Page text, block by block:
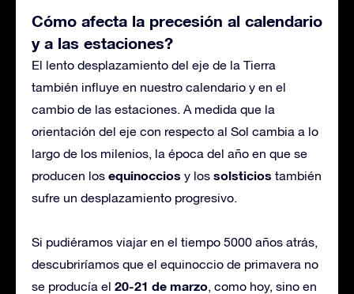
Cómo afecta la precesión al calendario
y a las estaciones?
El lento desplazamiento del eje de la Tierra
también influye en nuestro calendario y en el
cambio de las estaciones. A medida que la
orientación del eje con respecto al Sol cambia a lo
largo de los milenios, la época del año en que se
producen los equinoccios y los solsticios también
sufre un desplazamiento progresivo.
Si pudiéramos viajar en el tiempo 5000 años atrás,
descubriríamos que el equinoccio de primavera no
se producía el 20-21 de marzo, como hoy, sino en